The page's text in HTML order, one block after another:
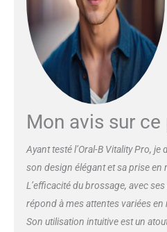
pour
un
plus
unique
La
Mon avis sur
Ayant testé l’Oral-B Vitality Pro,
son design élégant et sa prise en
L’efficacité du brossage, avec
répond à mes attentes variées en
Son utilisation intuitive est un